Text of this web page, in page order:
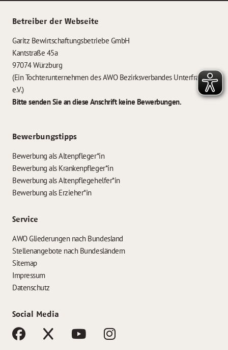
Betreiber der Webseite
Garitz Bewirtschaftungsbetriebe GmbH
Kantstraße 45a
97074 Würzburg
(Ein Tochterunternehmen des AWO Bezirksverbandes Unterfranken
e.V.)
Bitte senden Sie an diese Anschrift keine Bewerbungen.
Bewerbungstipps
Bewerbung als Altenpfleger*in
Bewerbung als Krankenpfleger*in
Bewerbung als Altenpflegehelfer*in
Bewerbung als Erzieher*in
Service
AWO Gliederungen nach Bundesland
Stellenangebote nach Bundesländern
Sitemap
Impressum
Datenschutz
Social Media